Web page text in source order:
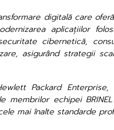
digitală care
aplicațiilor
cibernetică,
asigurând strategii
Packard
echipei
mai înalte standarde